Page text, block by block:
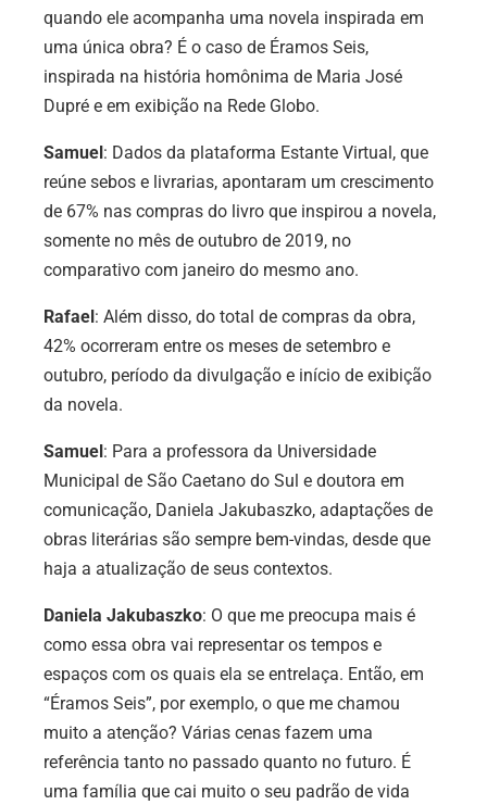
quando ele acompanha uma novela inspirada em
uma única obra? É o caso de Éramos Seis,
inspirada na história homônima de Maria José
Dupré e em exibição na Rede Globo.
Samuel : Dados da plataforma Estante Virtual, que
reúne sebos e livrarias, apontaram um crescimento
de 67% nas compras do livro que inspirou a novela,
somente no mês de outubro de 2019, no
comparativo com janeiro do mesmo ano.
Rafael : Além disso, do total de compras da obra,
42% ocorreram entre os meses de setembro e
outubro, período da divulgação e início de exibição
da novela.
Samuel : Para a professora da Universidade
Municipal de São Caetano do Sul e doutora em
comunicação, Daniela Jakubaszko, adaptações de
obras literárias são sempre bem-vindas, desde que
haja a atualização de seus contextos.
Daniela Jakubaszko: O que me preocupa mais é
como essa obra vai representar os tempos e
espaços com os quais ela se entrelaça. Então, em
“Éramos Seis”, por exemplo, o que me chamou
muito a atenção? Várias cenas fazem uma
referência tanto no passado quanto no futuro. É
uma família que cai muito o seu padrão de vida